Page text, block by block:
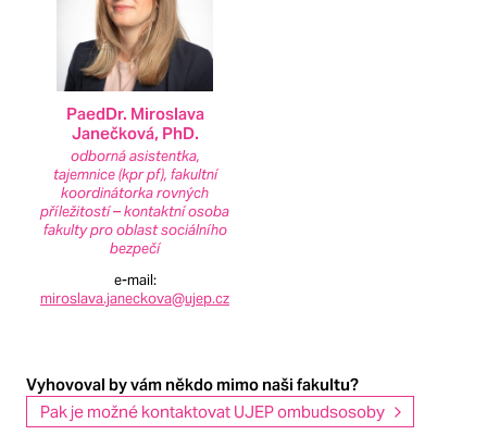
PaedDr. Miroslava
Janečková, PhD.
odborná asistentka,
tajemnice (kpr pf), fakultní
koordinátorka rovných
příležitostí – kontaktní osoba
fakulty pro oblast sociálního
bezpečí
e-mail:
miroslava.janeckova@ujep.cz
Vyhovoval by vám někdo mimo naši fakultu?
Pak je možné kontaktovat UJEP ombudsosoby